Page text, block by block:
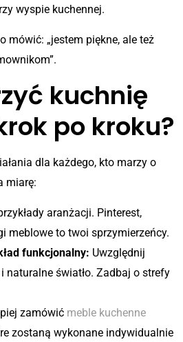
wyspie kuchennej.
mówić: „jestem piękne, ale też
kuchnię
po kroku?
dla każdego, kto marzy o
miarę:
aranżacji. Pinterest,
meblowe to twoi sprzymierzeńcy.
funkcjonalny: Uwzględnij
naturalne światło. Zadbaj o strefy
zamówić meble kuchenne
zostaną wykonane indywidualnie